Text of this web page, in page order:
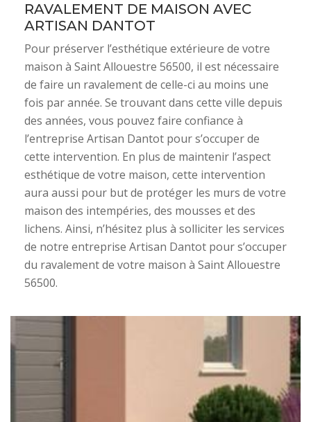
RAVALEMENT DE MAISON AVEC
ARTISAN DANTOT
Pour préserver l’esthétique extérieure de votre
maison à Saint Allouestre 56500, il est nécessaire
de faire un ravalement de celle-ci au moins une
fois par année. Se trouvant dans cette ville depuis
des années, vous pouvez faire confiance à
l’entreprise Artisan Dantot pour s’occuper de
cette intervention. En plus de maintenir l’aspect
esthétique de votre maison, cette intervention
aura aussi pour but de protéger les murs de votre
maison des intempéries, des mousses et des
lichens. Ainsi, n’hésitez plus à solliciter les services
de notre entreprise Artisan Dantot pour s’occuper
du ravalement de votre maison à Saint Allouestre
56500.